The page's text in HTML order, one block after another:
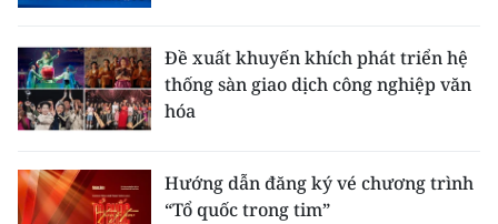
Đề xuất khuyến khích phát triển hệ
thống sàn giao dịch công nghiệp văn
hóa
Hướng dẫn đăng ký vé chương trình
“Tổ quốc trong tim”